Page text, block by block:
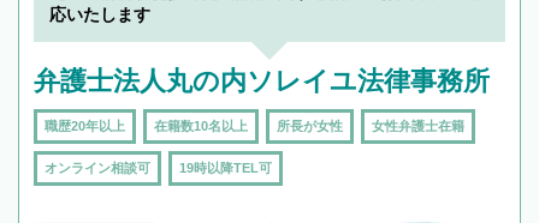
応いたします
弁護士法人丸の内ソレイユ法律事務所
職歴20年以上 在籍数10名以上 所長が女性 女性弁護士在籍
オンライン相談可 19時以降TEL可